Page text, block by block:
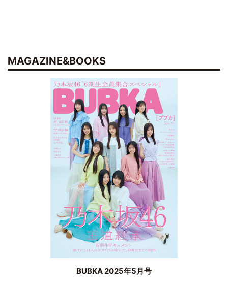
MAGAZINE&BOOKS
BUBKA 2025年5月号